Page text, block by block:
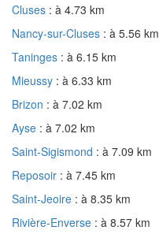
Cluses : à 4.73 km
Nancy-sur-Cluses : à 5.56 km
Taninges : à 6.15 km
Mieussy : à 6.33 km
Brizon : à 7.02 km
Ayse : à 7.02 km
Saint-Sigismond : à 7.09 km
Reposoir : à 7.45 km
Saint-Jeoire : à 8.35 km
Rivière-Enverse : à 8.57 km